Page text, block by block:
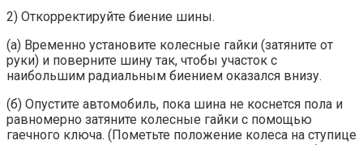
2) Откорректируйте биение шины.
(а) Временно установите колесные гайки (затяните от
руки) и поверните шину так, чтобы участок с
наибольшим радиальным биением оказался внизу.
(б) Опустите автомобиль, пока шина не коснется пола и
равномерно затяните колесные гайки с помощью
гаечного ключа. (Пометьте положение колеса на ступице